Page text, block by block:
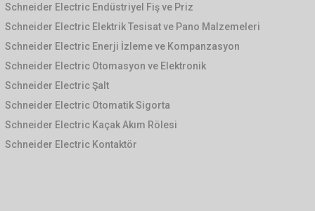
Schneider Electric Endüstriyel Fiş ve Priz
Schneider Electric Elektrik Tesisat ve Pano Malzemeleri
Schneider Electric Enerji İzleme ve Kompanzasyon
Schneider Electric Otomasyon ve Elektronik
Schneider Electric Şalt
Schneider Electric Otomatik Sigorta
Schneider Electric Kaçak Akım Rölesi
Schneider Electric Kontaktör